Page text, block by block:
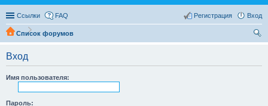
Ссылки FAQ Вход
Регистрация
Список форумов
Вход
Имя пользователя:
Пароль: